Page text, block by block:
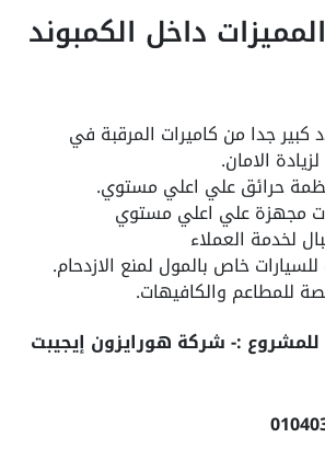
داخل الكمبوند
كبير جدا من كاميرات المرقبة في
الامان.
حرائق علي اعلي مستوي.
مجهزة علي اعلي مستوي
لخدمة العملاء
خاص بالمول لمنع الازدحام.
للمطاعم والكافيهات.
:- شركة هورايزون إيجيبت